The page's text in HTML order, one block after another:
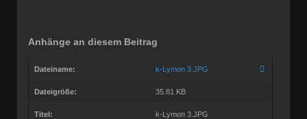
Anhänge an diesem Beitrag
Dateiname: k-Lymon 3.JPG
Dateigröße: 35.81 KB
Titel: k-Lymon 3.JPG